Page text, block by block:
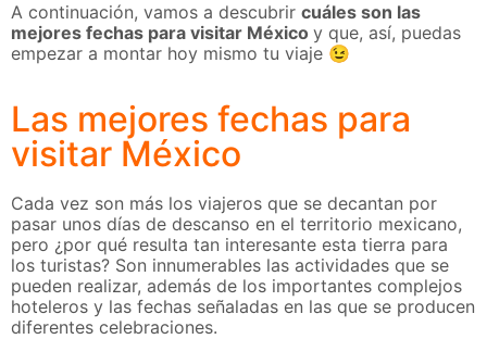
A continuación, vamos a descubrir cuáles son las
mejores fechas para visitar México y que, así, puedas
empezar a montar hoy mismo tu viaje 😉
Las mejores fechas para
visitar México
Cada vez son más los viajeros que se decantan por
pasar unos días de descanso en el territorio mexicano,
pero ¿por qué resulta tan interesante esta tierra para
los turistas? Son innumerables las actividades que se
pueden realizar, además de los importantes complejos
hoteleros y las fechas señaladas en las que se producen
diferentes celebraciones.